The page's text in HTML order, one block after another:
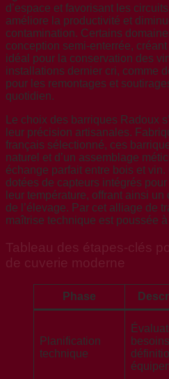
d’espace et favorisant les
améliore la productivité et
contamination. Certains
conception semi-enterrée,
idéal pour la conservation des
installations dernier cri, comme
pour les remontages et
quotidien.
Le choix des barriques Radoux
leur précision artisanales.
français sélectionné, ces
naturel et d’un assemblage
échange parfait entre bois et
dotées de capteurs intégrés
leur température, offrant ainsi
de l’élevage. Par cet alliage de
maîtrise technique est poussée
Tableau des étapes-clés
de cuverie moderne
Phase
Planification
technique